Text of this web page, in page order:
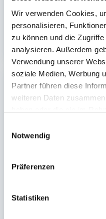
Wir verwenden Cookies,
personalisieren,
zu können und die
analysieren. Außerdem
Verwendung unserer
soziale Medien, Werbung
Partner führen diese
weiteren Daten
Notwendig
Präferenzen
Statistiken
verschiedene